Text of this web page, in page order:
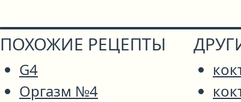
ПОХОЖИЕ РЕЦЕПТЫ
G4
Оргазм №4